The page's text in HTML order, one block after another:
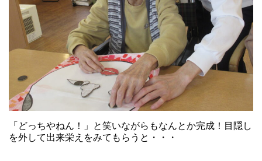
「どっちやねん！」と笑いながらもなんとか完成！目隠し
を外して出来栄えをみてもらうと・・・